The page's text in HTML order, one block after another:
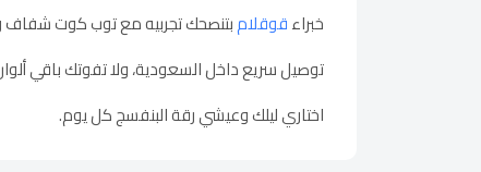
خبراءقوقلامبتنصحك تجربيه مع توب كوت شفاف
توصيل سريع داخل السعودية، ولا تفوتك باقي
اختاري ليلك وعيشي رقة البنفسج كل يوم.